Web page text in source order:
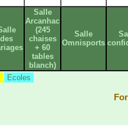
des
Salle
Arcanhac
(245
chaises
+ 60
tables
blanch)
Salle
Omnisports
Ecoles